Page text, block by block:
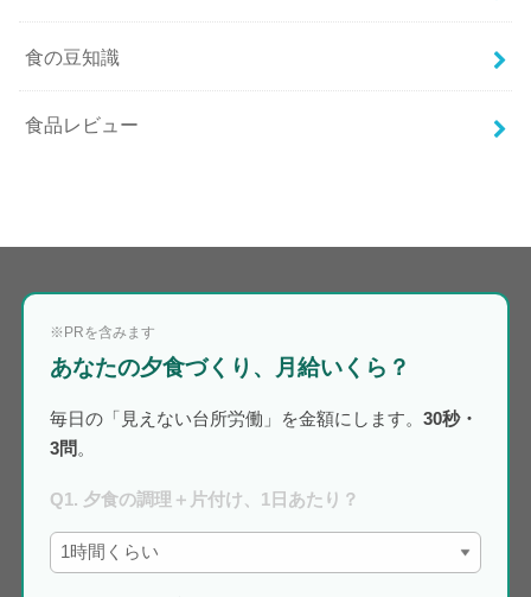
食の豆知識
食品レビュー
※PRを含みます
あなたの夕食づくり、月給いくら？
毎日の「見えない台所労働」を金額にします。30秒・
3問 。
Q1. 夕食の調理＋片付け、1日あたり？